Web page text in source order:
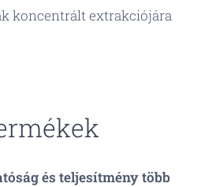
koncentrált extrakciójára
és teljesítmény több